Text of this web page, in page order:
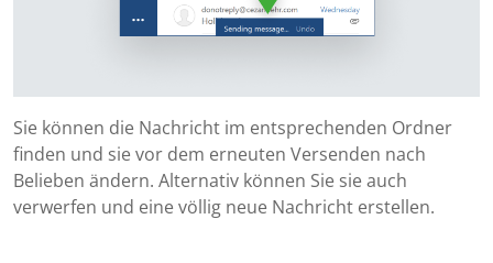
Sie können die Nachricht im entsprechenden Ordner
finden und sie vor dem erneuten Versenden nach
Belieben ändern. Alternativ können Sie sie auch
verwerfen und eine völlig neue Nachricht erstellen.